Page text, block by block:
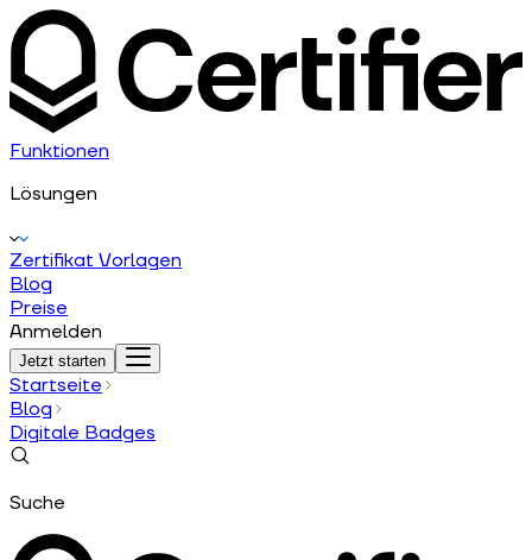
Funktionen
Lösungen
Zertifikat Vorlagen
Blog
Preise
Anmelden
Jetzt starten
Startseite
Blog
Digitale Badges
Suche